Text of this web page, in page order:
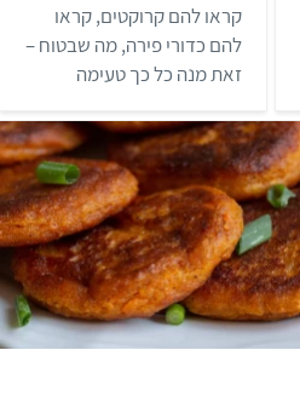
1
מ
ת
קראו להם קרוקטים, קראו
להם כדורי פירה, מה שבטוח –
זאת מנה כל כך טעימה
לאכול!
שעה ו-5 דקות